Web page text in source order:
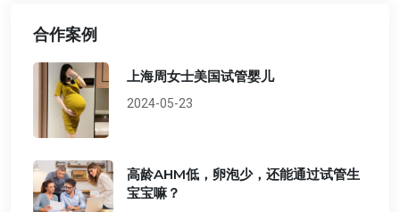
合作案例
上海周女士美国试管婴儿
2024-05-23
高龄AHM低，卵泡少，还能通过试管生
宝宝嘛？